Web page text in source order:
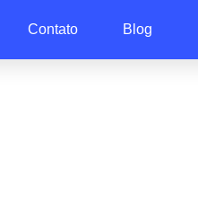
Contato Blog